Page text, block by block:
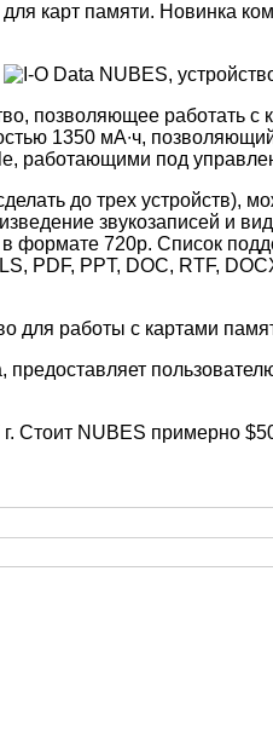
карт памяти. Новинка
позволяющее
1350 мА∙ч,
работающими под
до трех
звукозаписей и
формате 720p. Список
PDF, PPT, DOC, RTF,
NUBES примерно